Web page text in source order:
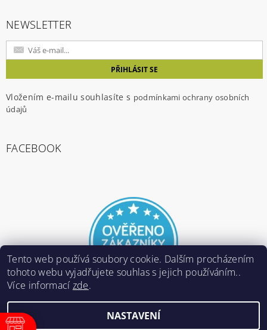
NEWSLETTER
Vložením e-mailu souhlasíte s podmínkami ochrany osobních
údajů
FACEBOOK
E-ARMY.cz, všechna práva vyhrazena
Tento web používá soubory cookie. Dalším procházením
tohoto webu vyjadřujete souhlas s jejich používáním..
Více informací zde.
NASTAVENÍ